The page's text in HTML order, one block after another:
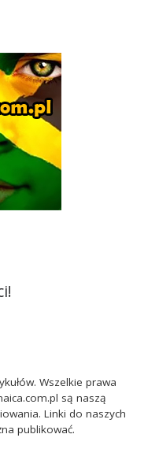
Wszelkie prawa
są naszą
Linki do naszych
publikować.